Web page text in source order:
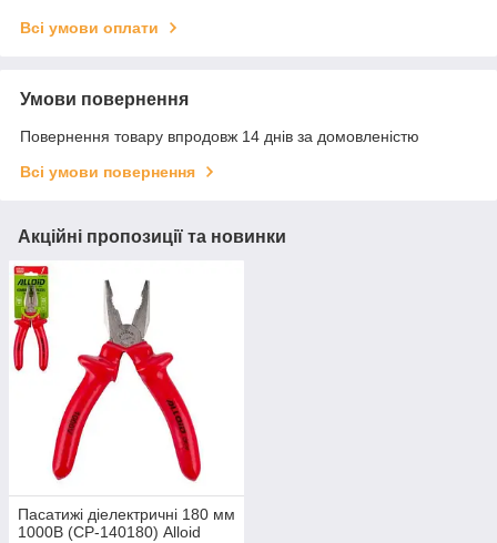
Всі умови оплати
Умови повернення
Повернення товару впродовж 14 днів за домовленістю
Всі умови повернення
Акційні пропозиції та новинки
Пасатижі діелектричні 180 мм
1000В (CP-140180) Alloid